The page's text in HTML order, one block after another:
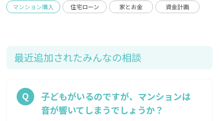
社の決算期が近くなると家具や家電などのキャンペ
気にせず早めに問い合わせてみることをおすすめし
が多くなるため支払う利息も多くなる 頭金を入れる
から、無理に頭金を多く入れる必要はありません。
す。 また、頭金は最低限にして、残った現金を運用
したほうが、頭金を入れて利息を浮かせるよりも得
になる場合もあるので、ファイナンシャルプランナー
マンション購入 住宅ローン 家とお金 資金計画
最近追加されたみんなの相談
子どもがいるのですが、マンションは
音が響いてしまうでしょうか？